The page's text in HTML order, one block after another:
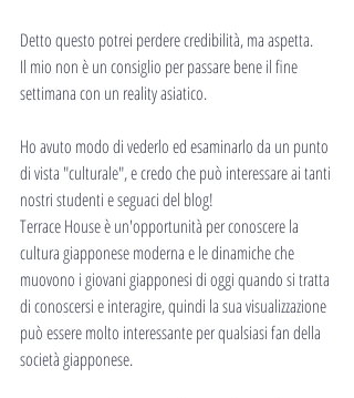
Detto questo potrei perdere credibilità, ma aspetta.
Il mio non è un consiglio per passare bene il fine
settimana con un reality asiatico.
Ho avuto modo di vederlo ed esaminarlo da un punto
di vista "culturale", e credo che può interessare ai tanti
nostri studenti e seguaci del blog!
Terrace House è un'opportunità per conoscere la
cultura giapponese moderna e le dinamiche che
muovono i giovani giapponesi di oggi quando si tratta
di conoscersi e interagire, quindi la sua visualizzazione
può essere molto interessante per qualsiasi fan della
società giapponese.